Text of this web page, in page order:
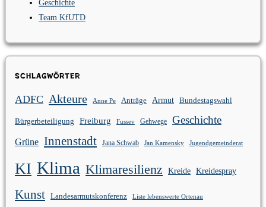
Geschichte
Team KfUTD
Schlagwörter
ADFC Akteure Anne Pe Anträge Armut Bundestagswahl
Bürgerbeteiligung Freiburg Fussev Gehwege Geschichte
Grüne Innenstadt Jana Schwab Jan Kamensky Jugendgemeinderat
KI Klima Klimaresilienz Kreide Kreidespray
Kunst Landesarmutskonferenz Liste lebenswerte Ortenau